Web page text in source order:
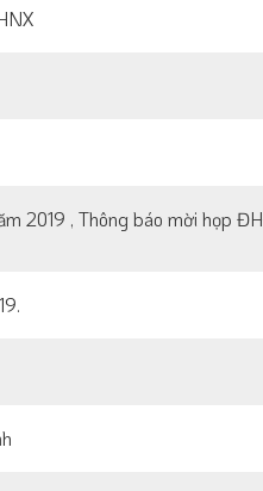
2019 , Thông báo mời họp